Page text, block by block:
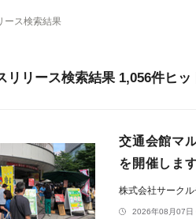
ース検索結果
リリース検索結果 1,056件ヒッ
交通会館マ
を開催しま
株式会社サーク
2026年08月07日